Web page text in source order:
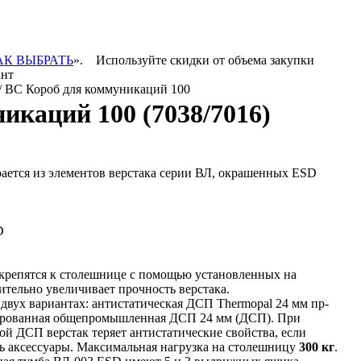
ВЫБРАТЬ».
Используйте скидки от объема закупки
ВС Короб для коммуникаций 100
100 (7038/7016)
из элементов верстака серии ВЛ, окрашенных ESD
к столешнице с помощью установленных на
увеличивает прочность верстака.
вариантах: антистатическая ДСП Thermopal 24 мм пр-
общепромышленная ДСП 24 мм (ДСП). При
ДСП верстак теряет антистатические свойства, если
аксессуары. Максимальная нагрузка на столешницу 300 кг.